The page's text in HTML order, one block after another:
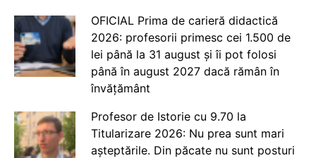
OFICIAL Prima de carieră didactică
2026: profesorii primesc cei 1.500 de
lei până la 31 august și îi pot folosi
până în august 2027 dacă rămân în
învățământ
Profesor de Istorie cu 9.70 la
Titularizare 2026: Nu prea sunt mari
așteptările. Din păcate nu sunt posturi